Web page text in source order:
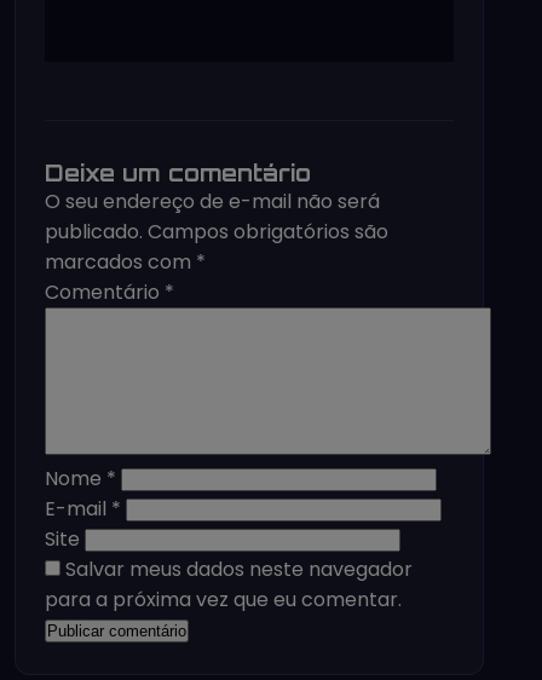
Deixe um comentário
O seu endereço de e-mail não será
publicado. Campos obrigatórios são
marcados com *
Comentário *
Nome *
E-mail *
Site
Salvar meus dados neste navegador
para a próxima vez que eu comentar.